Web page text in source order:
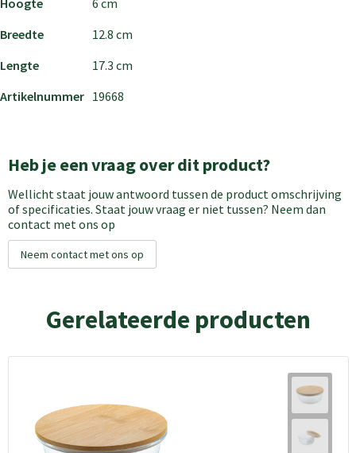
Breedte
12.8 cm
Lengte
17.3 cm
Artikelnummer 19668
Heb je een vraag over dit product?
Wellicht staat jouw antwoord tussen de product omschrijving
of specificaties. Staat jouw vraag er niet tussen? Neem dan
contact met ons op
Neem contact met ons op
Gerelateerde producten